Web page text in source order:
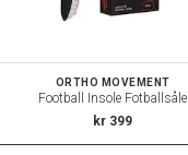
ORTHO MOVEMENT
Football Insole Fotballsåle
kr 399